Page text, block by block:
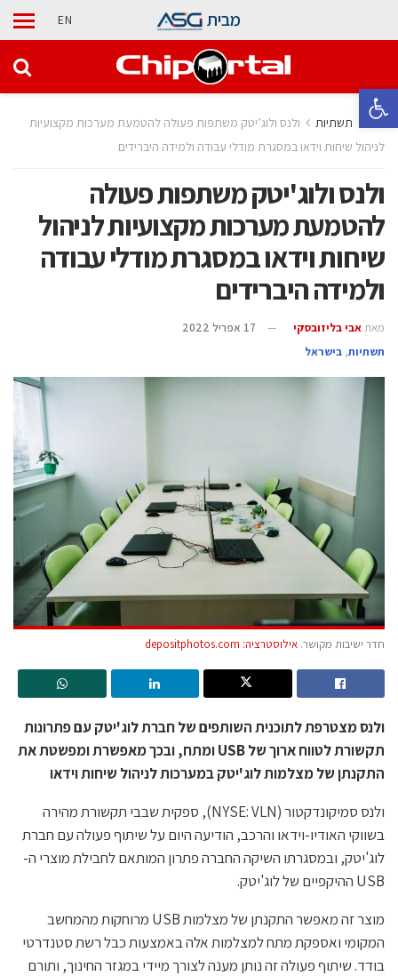
פתח סרגל נגישות
מבית EN
בית תשתיות
ולנס ולוג’יטק משתפות פעולה להטמעת מערכות מקצועיות
לניהול שיחות וידאו במסגרת מודלי עבודה ולמידה היברידים
ולנס ולוג'יטק משתפות פעולה
להטמעת מערכות מקצועיות לניהול
שיחות וידאו במסגרת מודלי עבודה
ולמידה היברידים
מאת אבי בליזובסקי
17 אפריל 2022
תשתיות, בישראל
חדר ישיבות מקושר. אילוסטרציה: depositphotos.com
ולנס מצטרפת לתוכנית השותפים של חברת לוג'יטק עם פתרונות
תקשורת לטווח ארוך של USB ומתח, ובכך מאפשרת ומפשטת את
התקנתן של מצלמות לוג'יטק במערכות לניהול שיחות וידאו
ולנס סמיקונדקטור (NYSE: VLN), ספקית שבבי תקשורת מהירה
בשווקי האודיו-וידאו והרכב, הודיעה היום על שיתוף פעולה עם חברת
לוג'יטק, ובמסגרתו השיקה החברה פתרון המותאם לחבילת מוצרי ה-
USB ההיקפיים של לוג'יטק.
מוצר זה מאפשר התקנתן של מצלמות USB מרוחקות מהמחשב
המקומי ואספקת מתח למצלמות אלה באמצעות כבל רשת סטנדרטי
בודד. שיתוף פעולה זה נותן מענה לצורך מיידי במגזר החינוך, ותורם